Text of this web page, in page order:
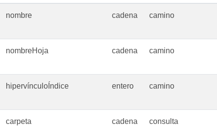
nombre cadena camino
nombreHoja cadena camino
hipervínculoÍndice entero camino
carpeta cadena consulta